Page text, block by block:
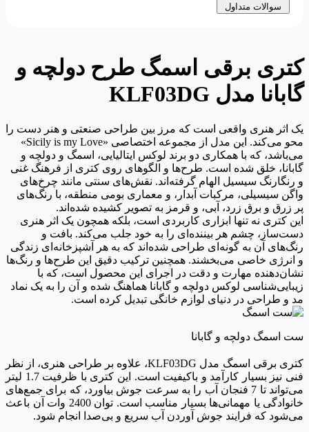
سوالات متداول
کتری برقی اسمگ طرح دولچه و
گابانا مدل KLF03DG
یک اثر هنری واقعی است که مرز بین طراحی صنعتی و هنر دست را
محو می‌کند. این مدل از مجموعه اختصاصی «Sicily is my Love»
می‌باشد، که با همکاری دو برند لوکس ایتالیایی، اسمگ و دولچه و
گابانا، خلق شده است. طرح‌ها و الگوهای روی کتری از فرهنگ غنی
و رنگارنگ سیسیل الهام گرفته‌اند. نقش‌های سنتی مانند چرخ‌های
واگن سیسیلی، مرکبات آبدار، و معماری بومی منطقه، با رنگ‌های
پر زرق و برق زرد، آبی، و قرمز به تصویر کشیده شده‌اند.
این کتری نه تنها ابزاری کاربردی است، بلکه همچون یک اثر هنری
دست‌ساز، چشم هر بیننده‌ای را به خود جلب می‌کند. بافت و
رنگ‌های آن به گونه‌ای طراحی شده‌اند که به هر آشپزخانه‌ای زندگی
و انرژی خاصی می‌بخشند. همچنین ترکیب دقیق این طرح‌ها و رنگ‌ها
نشان‌دهنده مهارت و دقت در اجرای این محصول است، که با
زیبایی‌شناسی لوکس دولچه و گابانا هماهنگ شده و آن را به یک نماد
مد و طراحی در دنیای لوازم خانگی تبدیل کرده است.
ست اسمگ دولچه و گابانا
کتری برقی اسمگ مدل KLF03DG، علاوه بر طراحی هنری، از نظر
فنی نیز بسیار کارآمد و باکیفیت است. این کتری با ظرفیت 1.7 لیتر
می‌تواند تا 7 فنجان آب را به سرعت جوش بیاورد، که برای جمع‌های
خانوادگی یا مهمانی‌ها بسیار مناسب است. توان 2400 وات آن باعث
می‌شود که فرایند جوش آوردن آب سریع و بی‌صدا انجام شود.